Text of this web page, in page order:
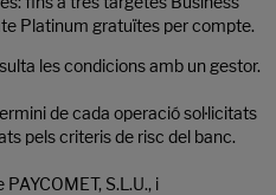
Platinum gratuïtes per compte.
les condicions amb un gestor.
de cada operació sol·licitats
pels criteris de risc del banc.
S.L.U., i